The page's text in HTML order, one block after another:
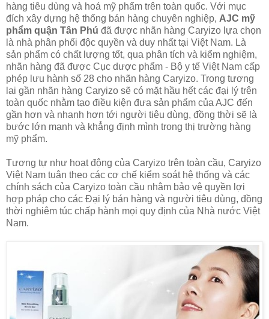
hàng tiêu dùng và hoá mỹ phẩm trên toàn quốc. Với mục
đích xây dựng hệ thống bán hàng chuyên nghiệp, AJC mỹ
phẩm quận Tân Phú đã được nhãn hàng Caryizo lựa chọn
là nhà phân phối độc quyền và duy nhất tại Việt Nam. Là
sản phẩm có chất lượng tốt, qua phân tích và kiểm nghiệm,
nhãn hàng đã được Cục dược phẩm - Bộ y tế Việt Nam cấp
phép lưu hành số 28 cho nhãn hàng Caryizo. Trong tương
lai gần nhãn hàng Caryizo sẽ có mặt hầu hết các đại lý trên
toàn quốc nhằm tạo điều kiện đưa sản phẩm của AJC đến
gần hơn và nhanh hơn tới người tiêu dùng, đồng thời sẽ là
bước lớn mạnh và khẳng định mình trong thị trường hàng
mỹ phẩm.
Tương tự như hoạt động của Caryizo trên toàn cầu, Caryizo
Việt Nam tuân theo các cơ chế kiểm soát hệ thống và các
chính sách của Caryizo toàn cầu nhằm bảo vệ quyền lợi
hợp pháp cho các Đại lý bán hàng và người tiêu dùng, đồng
thời nghiêm túc chấp hành mọi quy định của Nhà nước Việt
Nam.